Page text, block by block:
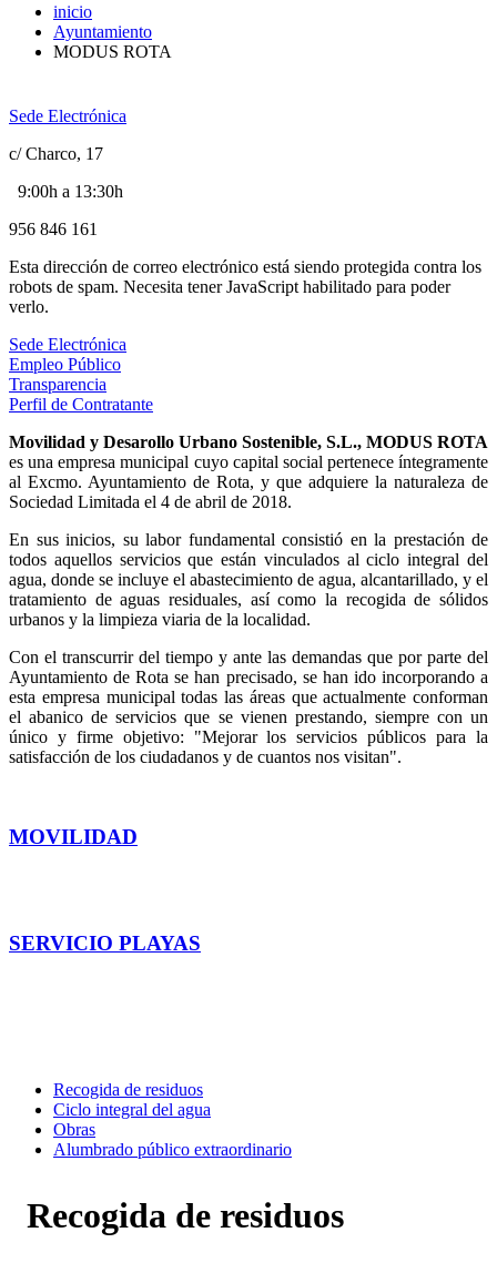
inicio
Ayuntamiento
MODUS ROTA
Sede Electrónica
c/ Charco, 17
9:00h a 13:30h
956 846 161
Esta dirección de correo electrónico está siendo protegida contra los
robots de spam. Necesita tener JavaScript habilitado para poder
verlo.
Sede Electrónica
Empleo Público
Transparencia
Perfil de Contratante
Movilidad y Desarollo Urbano Sostenible, S.L., MODUS ROTA
es una empresa municipal cuyo capital social pertenece íntegramente
al Excmo. Ayuntamiento de Rota, y que adquiere la naturaleza de
Sociedad Limitada el 4 de abril de 2018.
En sus inicios, su labor fundamental consistió en la prestación de
todos aquellos servicios que están vinculados al ciclo integral del
agua, donde se incluye el abastecimiento de agua, alcantarillado, y el
tratamiento de aguas residuales, así como la recogida de sólidos
urbanos y la limpieza viaria de la localidad.
Con el transcurrir del tiempo y ante las demandas que por parte del
Ayuntamiento de Rota se han precisado, se han ido incorporando a
esta empresa municipal todas las áreas que actualmente conforman
el abanico de servicios que se vienen prestando, siempre con un
único y firme objetivo: "Mejorar los servicios públicos para la
satisfacción de los ciudadanos y de cuantos nos visitan".
MOVILIDAD
SERVICIO PLAYAS
Recogida de residuos
Ciclo integral del agua
Obras
Alumbrado público extraordinario
Recogida de residuos